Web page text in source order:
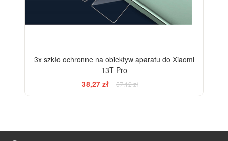
3x szkło ochronne na obiektyw aparatu do Xiaomi
13T Pro
38,27 zł
57,12 zł